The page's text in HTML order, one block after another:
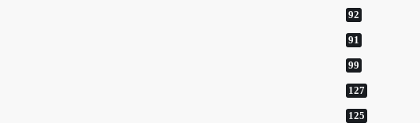
92
91
99
127
125